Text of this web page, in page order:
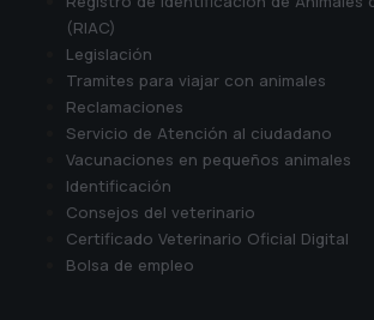
(RIAC)
Legislación
Tramites para viajar con animales
Reclamaciones
Servicio de Atención al ciudadano
Vacunaciones en pequeños animales
Identificación
Consejos del veterinario
Certificado Veterinario Oficial Digital
Bolsa de empleo